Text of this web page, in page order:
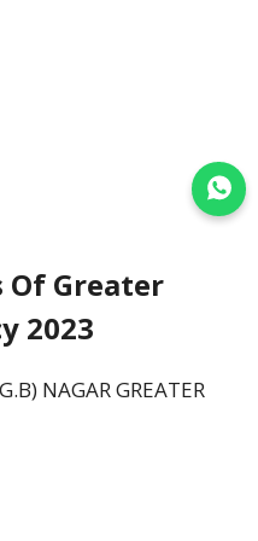
Greater
2023
NAGAR GREATER